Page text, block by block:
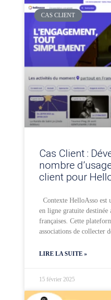
CAS CLIENT
Cas Client :
nombre
client pour
Contexte HelloAsso est
en ligne gratuite destinée
françaises. Cette
associations de collecter
LIRE LA SUITE »
15 février 2025